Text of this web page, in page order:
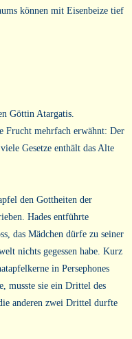
können mit Eisenbeize tief
Göttin Atargatis.
Frucht mehrfach erwähnt: Der
Gesetze enthält das Alte
den Gottheiten der
Hades entführte
das Mädchen dürfe zu seiner
nichts gegessen habe. Kurz
in Persephones
musste sie ein Drittel des
anderen zwei Drittel durfte